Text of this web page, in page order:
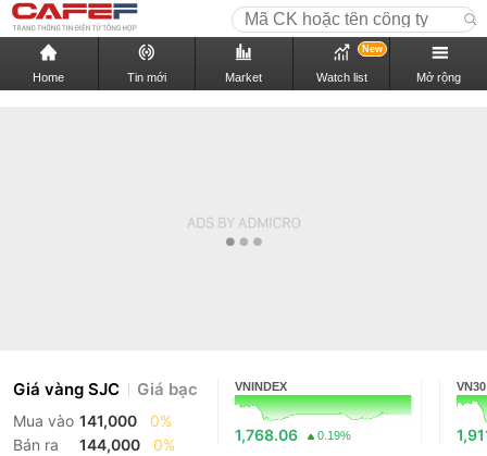
Home Tin mới Market Watch list
New
Mở rộng
Giá vàng SJC Giá bạc
Mua vào 141,000
0%
Bán ra
144,000 0%
VNINDEX
1,768.06 0.19%
VN30